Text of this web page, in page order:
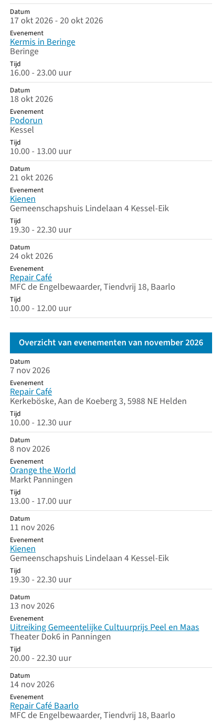
Datum
17 okt 2026 - 20 okt 2026
Evenement
Kermis in Beringe
Beringe
Tijd
16.00 - 23.00 uur
Datum
18 okt 2026
Evenement
Podorun
Kessel
Tijd
10.00 - 13.00 uur
Datum
21 okt 2026
Evenement
Kienen
Gemeenschapshuis Lindelaan 4 Kessel-Eik
Tijd
19.30 - 22.30 uur
Datum
24 okt 2026
Evenement
Repair Café
MFC de Engelbewaarder, Tiendvrij 18, Baarlo
Tijd
10.00 - 12.00 uur
Overzicht van evenementen van november 2026
Datum
Datum
7 nov 2026
Evenement
Repair Café
Kerkeböske, Aan de Koeberg 3, 5988 NE Helden
Tijd
10.00 - 12.30 uur
Datum
8 nov 2026
Evenement
Orange the World
Markt Panningen
Tijd
13.00 - 17.00 uur
Datum
11 nov 2026
Evenement
Kienen
Gemeenschapshuis Lindelaan 4 Kessel-Eik
Tijd
19.30 - 22.30 uur
Datum
13 nov 2026
Evenement
Uitreiking Gemeentelijke Cultuurprijs Peel en Maas
Theater Dok6 in Panningen
Tijd
20.00 - 22.30 uur
Datum
14 nov 2026
Evenement
Repair Café Baarlo
MFC de Engelbewaarder, Tiendvrij 18, Baarlo